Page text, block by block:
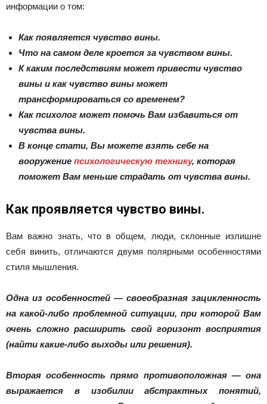
информации о том:
Как появляется чувство вины.
Что на самом деле кроется за чувством вины.
К каким последствиям может привести чувство
вины и как чувство вины может
трансформироваться со временем?
Как психолог может помочь Вам избавиться от
чувства вины.
В конце стати, Вы можете взять себе на
вооружение психологическую технику, которая
поможет Вам меньше страдать от чувства вины.
Как проявляется чувство вины.
Вам важно знать, что в общем, люди, склонные излишне
себя винить, отличаются двумя полярными особенностями
стиля мышления.
Одна из особенностей — своеобразная зацикленность
на какой-либо проблемной ситуации, при которой Вам
очень сложно расширить свой горизонт восприятия
(найти какие-либо выходы или решения).
Вторая особенность прямо противоположная — она
выражается в изобилии абстрактных понятий,